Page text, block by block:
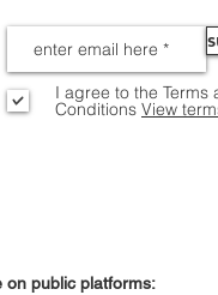
I agree to the Terms
Conditions View
on public platforms: